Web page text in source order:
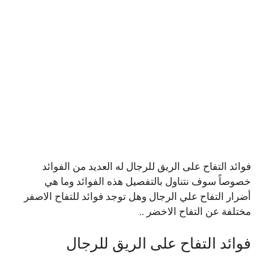
فوائد التفاح على الريق للرجال له العديد من الفوائد
خصوصاً سوف نتناول بالتفصيل هذه الفوائد وما هي
أضرار التفاح علي الرجال وهل توجد فوائد للتفاح الاصفر
مختلفة عن التفاح الاخضر ..
فوائد التفاح على الريق للرجال